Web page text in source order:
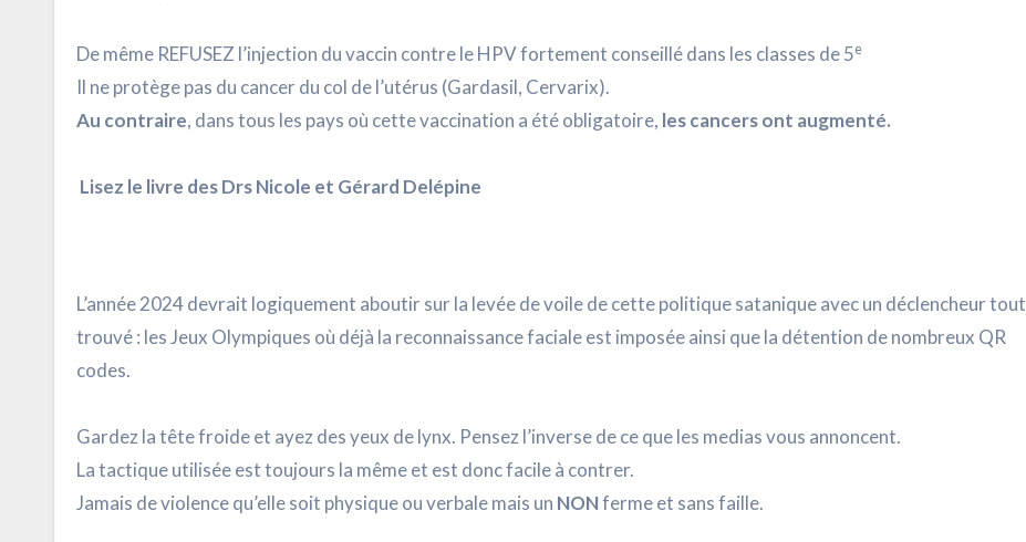
De même REFUSEZ l’injection du vaccin contre le HPV fortement conseillé dans les classes de 5e
Il ne protège pas du cancer du col de l’utérus (Gardasil, Cervarix).
Au contraire, dans tous les pays où cette vaccination a été obligatoire, les cancers ont augmenté.
Lisez le livre des Drs Nicole et Gérard Delépine
L’année 2024 devrait logiquement aboutir sur la levée de voile de cette politique satanique avec un déclencheur tout
trouvé : les Jeux Olympiques où déjà la reconnaissance faciale est imposée ainsi que la détention de nombreux QR
codes.
Gardez la tête froide et ayez des yeux de lynx. Pensez l’inverse de ce que les medias vous annoncent.
La tactique utilisée est toujours la même et est donc facile à contrer.
Jamais de violence qu’elle soit physique ou verbale mais un NONferme et sans faille.